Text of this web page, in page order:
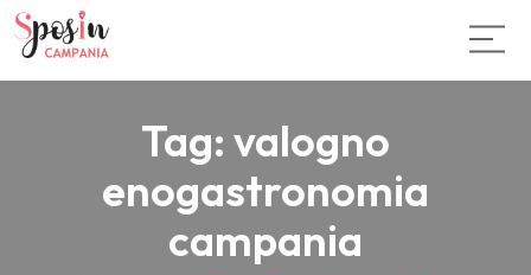
Tag: valogno
enogastronomia
campania